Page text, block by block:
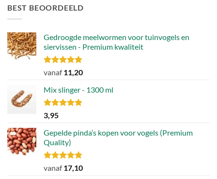
BEST BEOORDEELD
Gedroogde meelwormen voor tuinvogels en
siervissen - Premium kwaliteit
Gewaardeerd
uit 5
vanaf11,20
Mix slinger - 1300 ml
Gewaardeerd
4.79
3,95
Gepelde pinda’s kopen voor vogels (Premium
Quality)
Gewaardeerd
uit 5
vanaf17,10